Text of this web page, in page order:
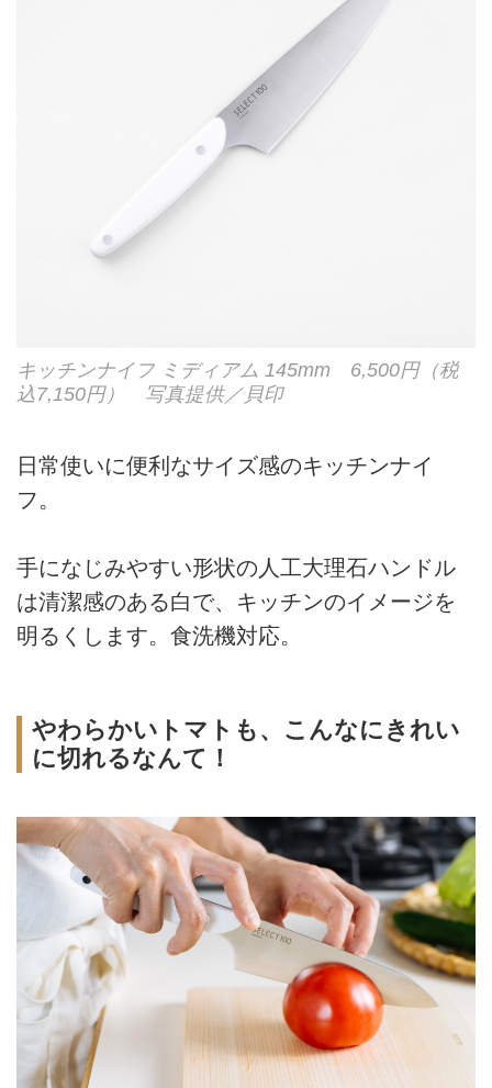
キッチンナイフ ミディアム 145mm 6,500円（税
込7,150円） 写真提供／貝印
日常使いに便利なサイズ感のキッチンナイ
フ。
手になじみやすい形状の人工大理石ハンドル
は清潔感のある白で、キッチンのイメージを
明るくします。食洗機対応。
やわらかいトマトも、こんなにきれい
に切れるなんて！